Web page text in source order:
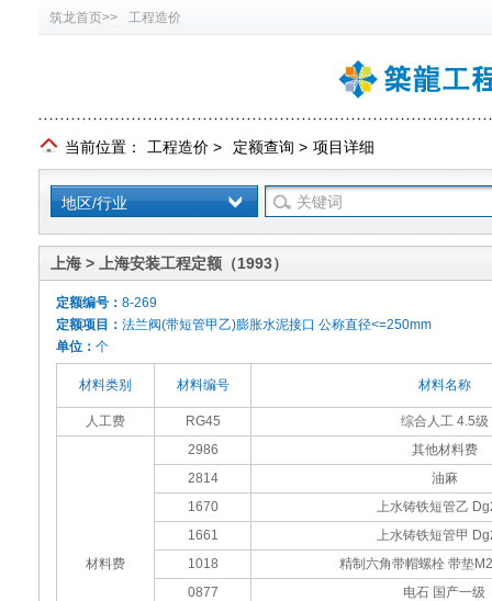
筑龙首页>> 工程造价
当前位置： 工程造价 > 定额查询 > 项目详细
地区/行业
上海 > 上海安装工程定额（1993）
定额编号： 8-269
定额项目： 法兰阀(带短管甲乙)膨胀水泥接口 公称直径<=250mm
单位： 个
材料类别 材料编号 材料名称
人工费 RG45 综合人工 4.5级
材料费
2986
其他材料费
2814
油麻
1670
上水铸铁短管乙
1661
上水铸铁短管甲
1018
精制六角带帽螺栓 带垫
0877
电石 国产一级